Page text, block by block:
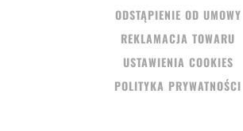
ODSTĄPIENIE OD UMOWY
REKLAMACJA TOWARU
USTAWIENIA COOKIES
POLITYKA PRYWATNOŚCI